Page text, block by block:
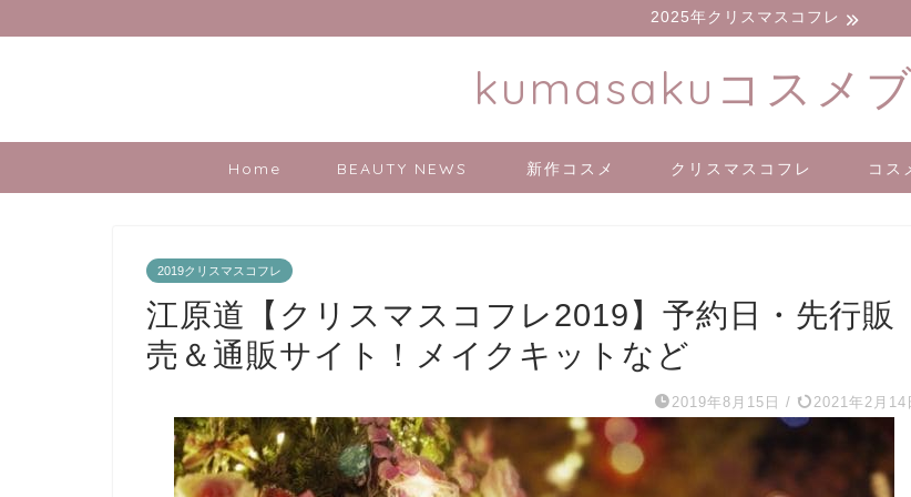
2025年クリスマスコフレ
kumasakuコスメ
Home BEAUTY NEWS 新作コスメ クリスマスコフレ コス
2019クリスマスコフレ
江原道【クリスマスコフレ2019】予約日・先行販
売＆通販サイト！メイクキットなど
2019年8月15日 / 2021年2月14